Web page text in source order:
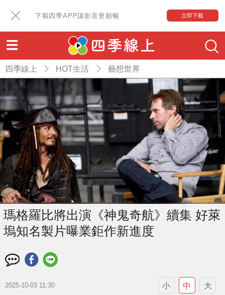
下載四季APP讓影音更順暢 立即下載
四季線上 HOT生活 藝想世界
瑪格羅比將出演《神鬼奇航》續集 好萊
塢知名製片曝業鉅作新進度
2025-10-03 11:30 小 中 大